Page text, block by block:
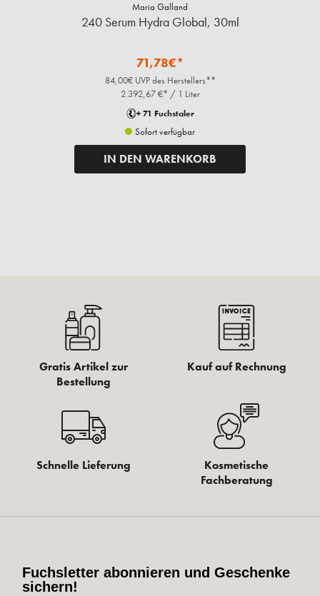
Maria Galland
240 Serum Hydra Global, 30ml
71,78€*
84,00€ UVP des Herstellers**
2.392,67 €* / 1 Liter
+ 71 Fuchstaler
Sofort verfügbar
IN DEN WARENKORB
Gratis Artikel zur
Bestellung
Kauf auf Rechnung
Schnelle Lieferung
Kosmetische
Fachberatung
Fuchsletter abonnieren und Geschenke
sichern!